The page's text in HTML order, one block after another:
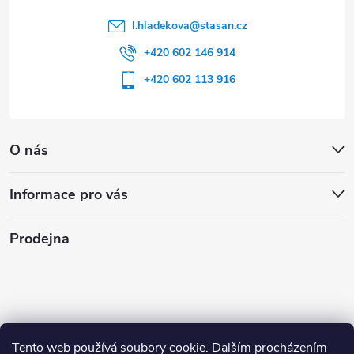
Tento web používá soubory cookie. Dalším procházením
O nás
Informace pro vás
l.hladekova@stasan.cz
+420 602 146 914
+420 602 113 916
Prodejna